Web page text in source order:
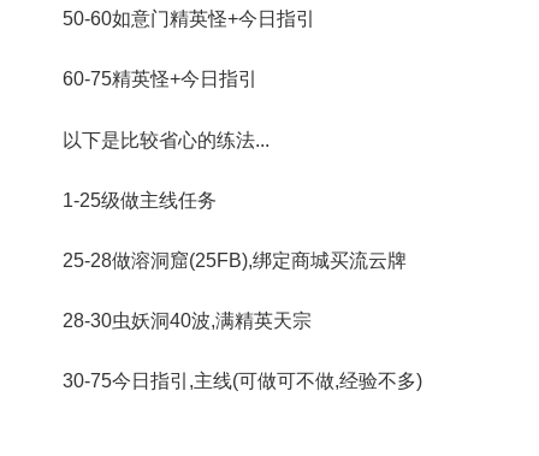
50-60如意门精英怪+今日指引
60-75精英怪+今日指引
以下是比较省心的练法...
1-25级做主线任务
25-28做溶洞窟(25FB),绑定商城买流云牌
28-30虫妖洞40波,满精英天宗
30-75今日指引,主线(可做可不做,经验不多)